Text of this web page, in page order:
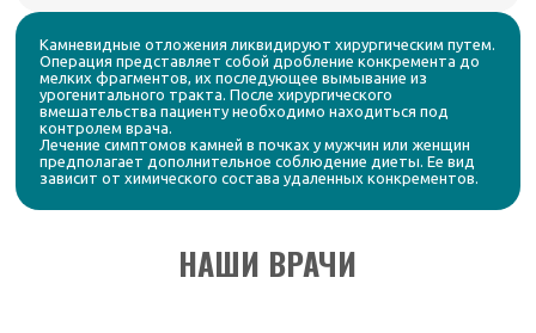
Камневидные отложения ликвидируют хирургическим путем.
Операция представляет собой дробление конкремента до
мелких фрагментов, их последующее вымывание из
урогенитального тракта. После хирургического
вмешательства пациенту необходимо находиться под
контролем врача.
Лечение симптомов камней в почках у мужчин или женщин
предполагает дополнительное соблюдение диеты. Ее вид
зависит от химического состава удаленных конкрементов.
НАШИ ВРАЧИ